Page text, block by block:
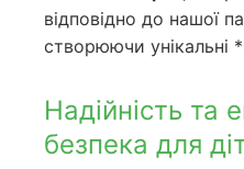
відповідно до нашої
створюючи унікальні
Надійність та
безпека для